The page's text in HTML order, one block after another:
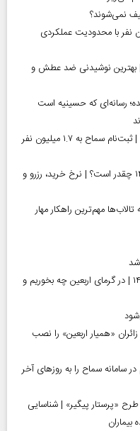
نمی‌شوند؟
در ایران | بیش از ۱۰.۵ میلیون نفر با محدودیت عملکردی
| بهترین نوشیدنی ضد عطش و
رسانه‌ای که حسینیه است
آغاز رسمی برنامه‌های اربعین ۱۴۰۵ در مرز‌ها | ثبت‌نام سماح به ۱.۷ میلیون نفر
قیمت قبر در بهشت زهرا (س) در سال ۱۴۰۵ چقدر است؟ | نرخ خرید، رزرو و
مهم‌ترین راهکار مهار
توصیه‌های تغذیه‌ای برای زائران اربعین ۱۴۰۵ | در گرمای اربعین چه بخوریم و
«همیار اربعین» را نصب
| ثبت‌نام در سامانه سماح را به روز‌های آخر
طرح «پرستار پیگیر» | شناسایی